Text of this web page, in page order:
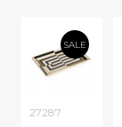
SALE
27287